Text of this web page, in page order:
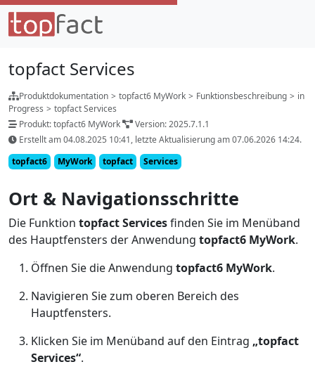
topfact Services
Produktdokumentation > topfact6 MyWork > Funktionsbeschreibung > in
Progress > topfact Services
Produkt: topfact6 MyWork
Version: 2025.7.1.1
Erstellt am 04.08.2025 10:41, letzte Aktualisierung am 07.06.2026 14:24.
topfact6
MyWork topfact Services
Ort & Navigationsschritte
Die Funktion topfact Servicesfinden Sie im Menüband
des Hauptfensters der Anwendung topfact6 MyWork.
Öffnen Sie die Anwendung topfact6 MyWork.
Navigieren Sie zum oberen Bereich des
Hauptfensters.
Klicken Sie im Menüband auf den Eintrag „topfact
Services“.